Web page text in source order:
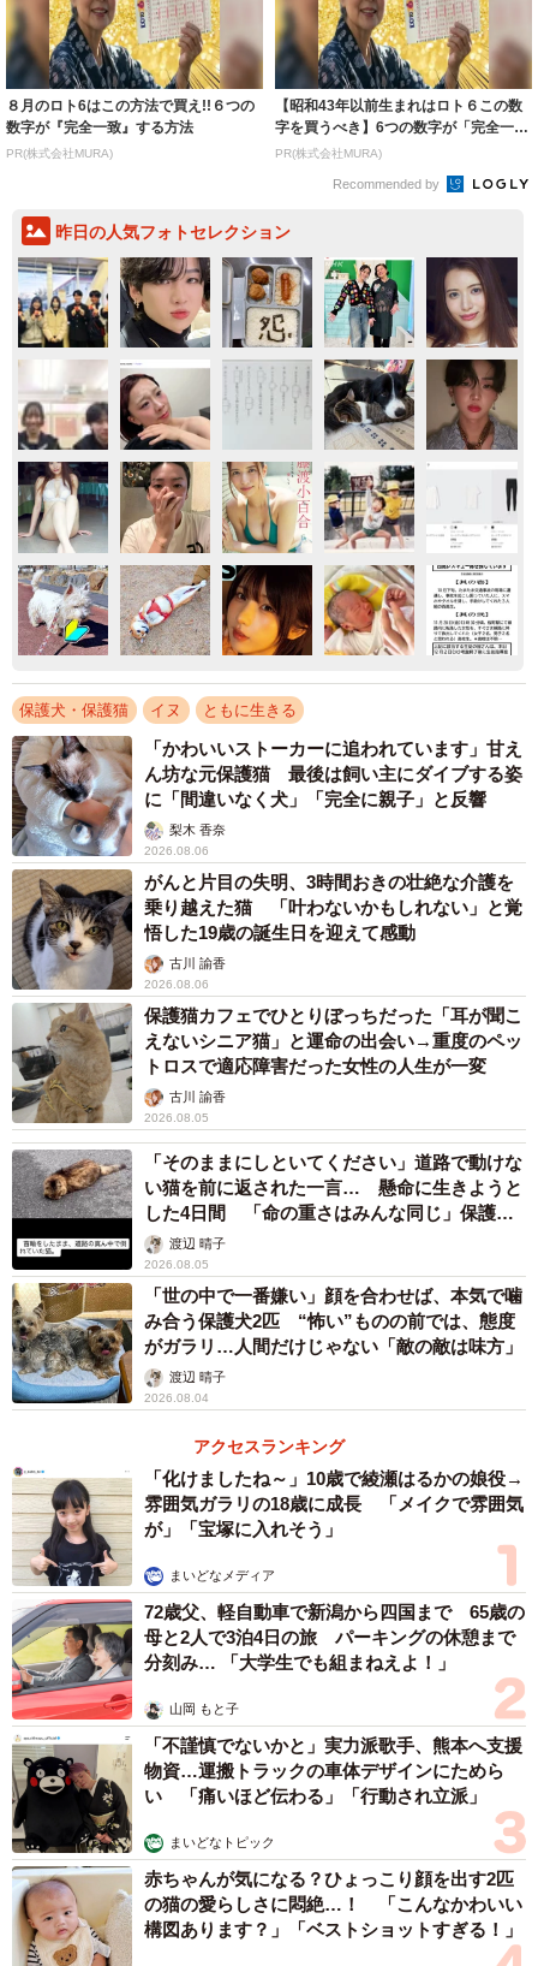
８月のロト6はこの方法で買え!!６つの
数字が『完全一致』する方法
PR(株式会社MURA)
【昭和43年以前生まれはロト６この数
字を買うべき】6つの数字が「完全一
致」する方...
PR(株式会社MURA)
Recommended by
昨日の人気フォトセレクション
保護犬・保護猫 イヌ ともに生きる
「かわいいストーカーに追われています」甘え
ん坊な元保護猫 最後は飼い主にダイブする姿
に「間違いなく犬」「完全に親子」と反響
梨木 香奈
2026.08.06
がんと片目の失明、3時間おきの壮絶な介護を
乗り越えた猫 「叶わないかもしれない」と覚
悟した19歳の誕生日を迎えて感動
古川 諭香
2026.08.06
保護猫カフェでひとりぼっちだった「耳が聞こ
えないシニア猫」と運命の出会い→重度のペッ
トロスで適応障害だった女性の人生が一変
古川 諭香
2026.08.05
「そのままにしといてください」道路で動けな
い猫を前に返された一言… 懸命に生きようと
した4日間 「命の重さはみんな同じ」保護団
体代表の訴え
渡辺 晴子
2026.08.05
「世の中で一番嫌い」顔を合わせば、本気で噛
み合う保護犬2匹 “怖い”ものの前では、態度
がガラリ…人間だけじゃない「敵の敵は味方」
渡辺 晴子
2026.08.04
アクセスランキング
「化けましたね～」10歳で綾瀬はるかの娘役→
雰囲気ガラリの18歳に成長 「メイクで雰囲気
が」「宝塚に入れそう」
まいどなメディア
72歳父、軽自動車で新潟から四国まで 65歳の
母と2人で3泊4日の旅 パーキングの休憩まで
分刻み… 「大学生でも組まねえよ！」
山岡 もと子
「不謹慎でないかと」実力派歌手、熊本へ支援
物資…運搬トラックの車体デザインにためら
い 「痛いほど伝わる」「行動され立派」
まいどなトピック
赤ちゃんが気になる？ひょっこり顔を出す2匹
の猫の愛らしさに悶絶…！ 「こんなかわいい
構図あります？」「ベストショットすぎる！」